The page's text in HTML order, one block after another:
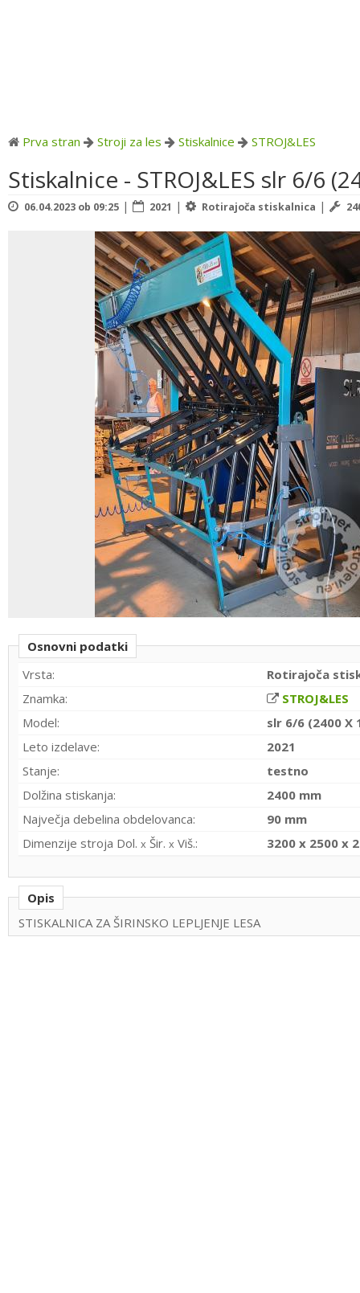
Prva stran Stroji za les Stiskalnice STROJ&LES
Stiskalnice - STROJ&LES slr 6/6
06.04.2023 ob 09:25 | 2021 | Rotirajoča stiskalnica |
Osnovni podatki
Vrsta:
Rotirajoča
Znamka:
STROJ&LES
Model:
slr 6/6 (2400 X
Leto izdelave:
2021
Stanje:
testno
Dolžina stiskanja:
2400 mm
Največja debelina obdelovanca:
90 mm
Dimenzije stroja Dol. x Šir. x Viš.: 3200 x 2500 x
Opis
STISKALNICA ZA ŠIRINSKO LEPLJENJE LESA